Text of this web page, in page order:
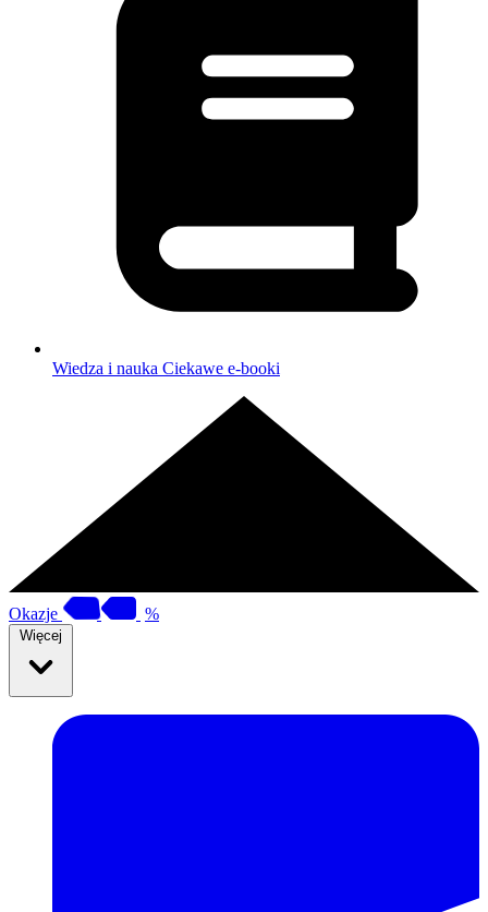
Wiedza i nauka Ciekawe e-booki
Okazje %
Więcej